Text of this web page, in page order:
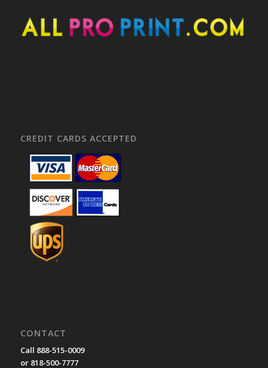
CREDIT CARDS ACCEPTED
CONTACT
Call 888-515-0009
or 818-500-7777